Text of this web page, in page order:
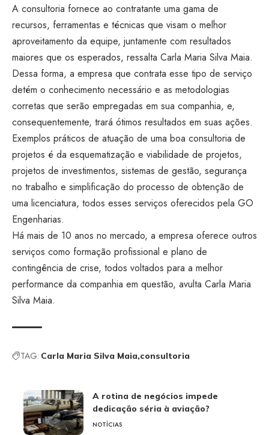
A consultoria fornece ao contratante uma gama de
recursos, ferramentas e técnicas que visam o melhor
aproveitamento da equipe, juntamente com resultados
maiores que os esperados, ressalta Carla Maria Silva Maia.
Dessa forma, a empresa que contrata esse tipo de serviço
detém o conhecimento necessário e as metodologias
corretas que serão empregadas em sua companhia, e,
consequentemente, trará ótimos resultados em suas ações.
Exemplos práticos de atuação de uma boa consultoria de
projetos é da esquematização e viabilidade de projetos,
projetos de investimentos, sistemas de gestão, segurança
no trabalho e simplificação do processo de obtenção de
uma licenciatura, todos esses serviços oferecidos pela GO
Engenharias.
Há mais de 10 anos no mercado, a empresa oferece outros
serviços como formação profissional e plano de
contingência de crise, todos voltados para a melhor
performance da companhia em questão, avulta Carla Maria
Silva Maia.
TAG: Carla Maria Silva Maia consultoria
A rotina de negócios impede
dedicação séria à aviação?
NOTÍCIAS